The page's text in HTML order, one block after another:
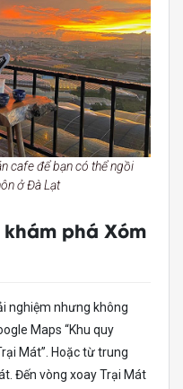
cafe để bạn có thể ngồi
ở Đà Lạt
phá Xóm
nghiệm nhưng không
Maps “Khu quy
Mát”. Hoặc từ trung
Đến vòng xoay Trại Mát